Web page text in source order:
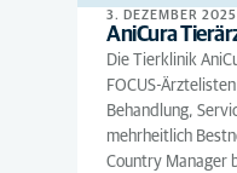
3. DEZEMBER 2025
AniCura
Die Tierklinik
FOCUS-
Behandlung,
mehrheitlich
Country Manager